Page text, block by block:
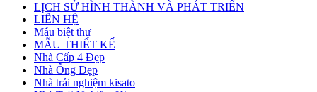
LỊCH SỬ HÌNH THÀNH VÀ PHÁT TRIỂN
LIÊN HỆ
Mẫu biệt thự
MẪU THIẾT KẾ
Nhà Cấp 4 Đẹp
Nhà Ống Đẹp
Nhà trải nghiệm kisato